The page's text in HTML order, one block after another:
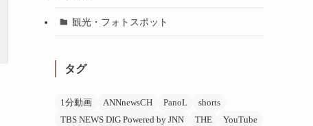
観光・フォトスポット
タグ
1分動画 ANNnewsCH PanoL
shorts
TBS NEWS DIG Powered by JNN
THE
YouTube